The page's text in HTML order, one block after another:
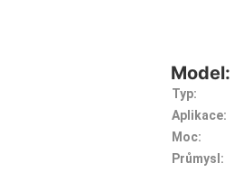
Model:
Typ:
Aplikace:
Moc:
Průmysl: